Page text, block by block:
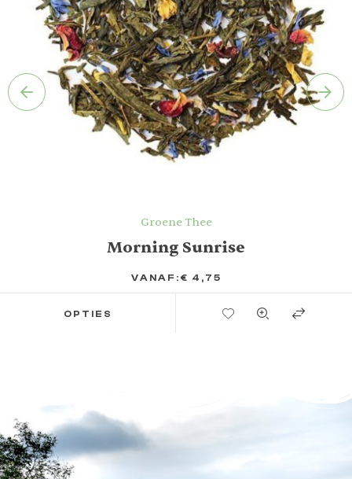
Groene Thee
Morning Sunrise
VANAF: € 4,75
OPTIES